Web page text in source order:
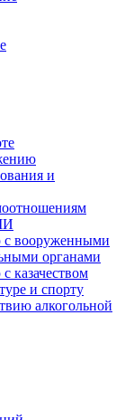
и
с вооруженными
органами
казачеством
и спорту
алкогольной